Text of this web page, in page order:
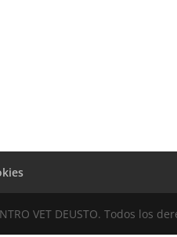
VET DEUSTO. Todos los